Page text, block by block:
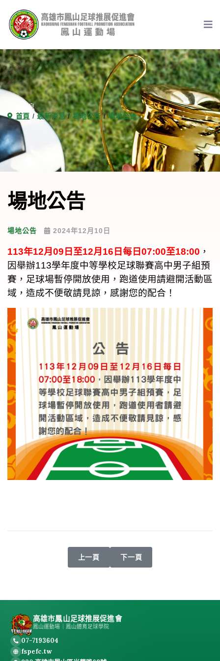
最新消息
首頁 最新消息 場地公告 場地公告
場地公告
場地公告 2024年12月10日
113年12月09日至12月16日每日07:00至18:00 ，
因舉辦113學年度中等學校足球聯賽高中男子組預
賽，足球場暫停開放使用，跑道使用請避開活動區
域，造成不便敬請見諒，感謝您的配合！
上一篇文章: 鳳山運動場租借收費標準(調整)
上一頁 下一篇文章: 天兔颱風公告
下一頁
高雄市鳳山足球推展促進會
鳳山運動場｜鳳山體育足球學院
07-7193604
fspefc.tw